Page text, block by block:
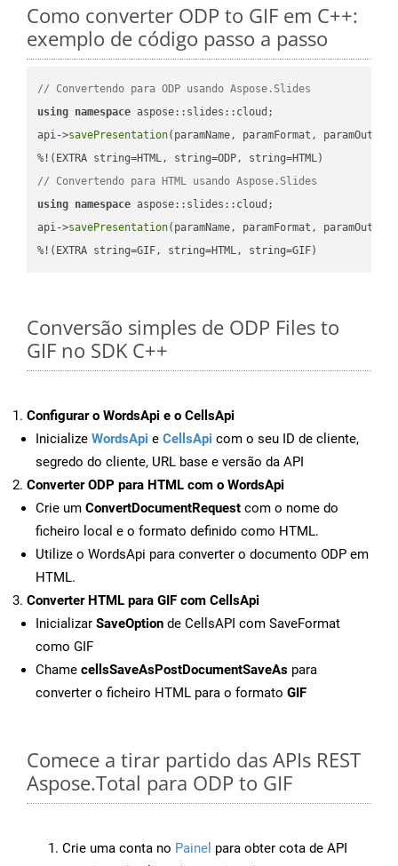
Como converter ODP to GIF em C++:
exemplo de código passo a passo
// Convertendo para ODP usando Aspose.Slides
using namespace aspose::slides::cloud;
api->savePresentation(paramName, paramFormat,
// Convertendo para HTML usando Aspose.Slides
using namespace aspose::slides::cloud;
api->savePresentation(paramName, paramFormat,
%!(EXTRA string=GIF, string=HTML, string=GIF)
Conversão simples de ODP Files to
GIF no SDK C++
Configurar o WordsApi e o CellsApi
Inicialize WordsApi e CellsApi com o seu ID de cliente,
segredo do cliente, URL base e versão da API
Converter ODP para HTML com o WordsApi
Crie um ConvertDocumentRequest com o nome do
ficheiro local e o formato definido como HTML.
Utilize o WordsApi para converter o documento ODP em
HTML.
Converter HTML para GIF com CellsApi
Inicializar SaveOption de CellsAPI com SaveFormat
como GIF
Chame cellsSaveAsPostDocumentSaveAs para
converter o ficheiro HTML para o formato GIF
Comece a tirar partido das APIs REST
Aspose.Total para ODP to GIF
Crie uma conta no Painel para obter cota de API